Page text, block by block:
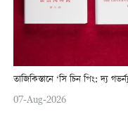
তাজিকিস্তানে ‘সি চিন পিং: দ্য
07-Aug-2026